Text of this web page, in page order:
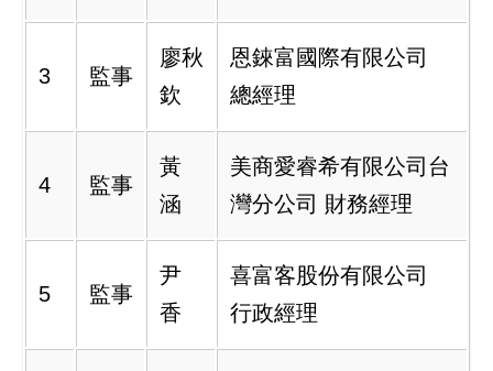
3 監事
廖秋
欽
恩錸富國際有限公司
總經理
4 監事
黃
涵
美商愛睿希有限公司台
灣分公司 財務經理
5 監事
尹
香
喜富客股份有限公司
行政經理